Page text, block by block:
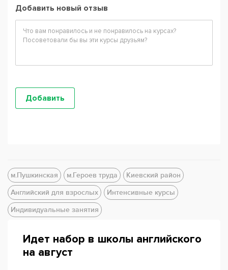
Добавить новый отзыв
м.Пушкинская м.Героев труда
Киевский район
Английский для взрослых
Интенсивные курсы
Индивидуальные занятия
Идет набор в школы английского
на август